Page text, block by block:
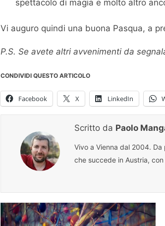
spettacolo di magia e molto altro
Vi auguro quindi una buona Pasqua, a
P.S. Se avete altri avvenimenti da
CONDIVIDI QUESTO ARTICOLO
Facebook X LinkedIn
Scritto da Paolo
Vivo a Vienna dal 2004.
che succede in Austria,